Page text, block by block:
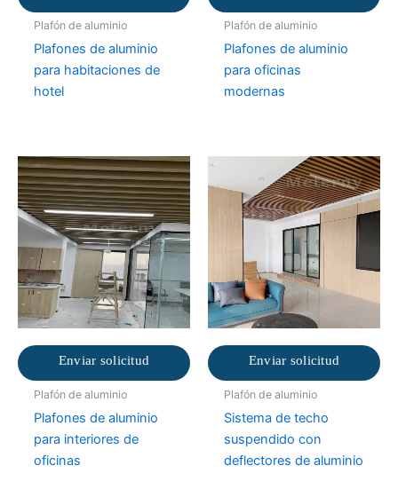
Plafón de aluminio
Plafones de aluminio
para habitaciones de
hotel
Plafón de aluminio
Plafones de aluminio
para oficinas
modernas
Enviar solicitud
Plafón de aluminio
Plafones de aluminio
para interiores de
oficinas
Enviar solicitud
Plafón de aluminio
Sistema de techo
suspendido con
deflectores de aluminio